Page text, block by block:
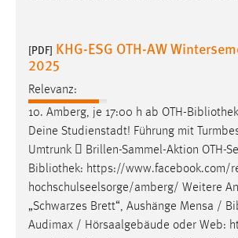
[PDF] KHG-ESG OTH-AW
2025
Relevanz:
10. Amberg, je 17:00 h ab OTH-Bibliothek
Deine Studienstadt! Führung mit
Umtrunk  Brillen-Sammel-Aktion OTH-
Bibliothek: https://www.facebook.com/
hochschulseelsorge/amberg/ Weitere
„Schwarzes Brett“, Aushänge Mensa /
Audimax / Hörsaalgebäude oder Web: